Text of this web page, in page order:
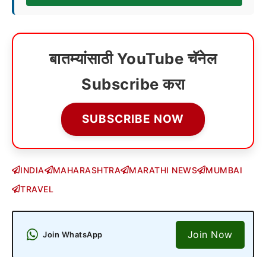
बातम्यांसाठी YouTube चॅनेल
Subscribe करा
SUBSCRIBE NOW
INDIA MAHARASHTRA MARATHI NEWS
MUMBAI
TRAVEL
Join WhatsApp Join Now